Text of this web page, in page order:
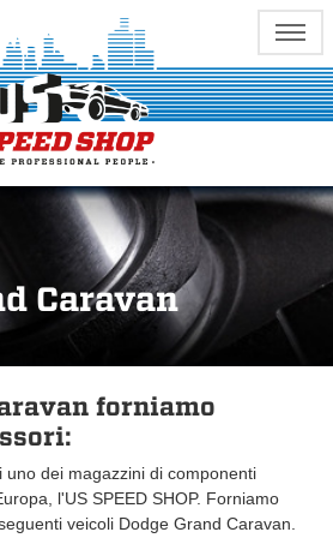
Caravan
forniamo
dei magazzini di componenti
l'US SPEED SHOP. Forniamo
veicoli Dodge Grand Caravan.